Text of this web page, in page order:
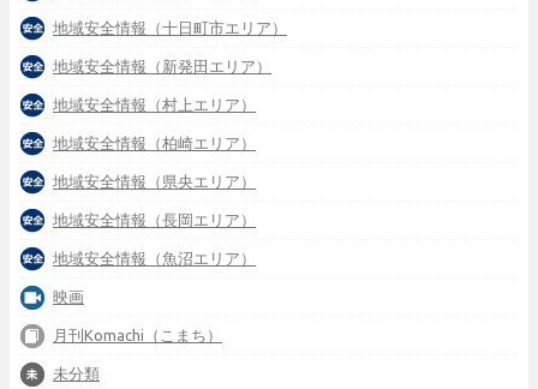
地域安全情報（十日町市エリア）
地域安全情報（新発田エリア）
地域安全情報（村上エリア）
地域安全情報（柏崎エリア）
地域安全情報（県央エリア）
地域安全情報（長岡エリア）
地域安全情報（魚沼エリア）
映画
月刊Komachi（こまち）
未分類